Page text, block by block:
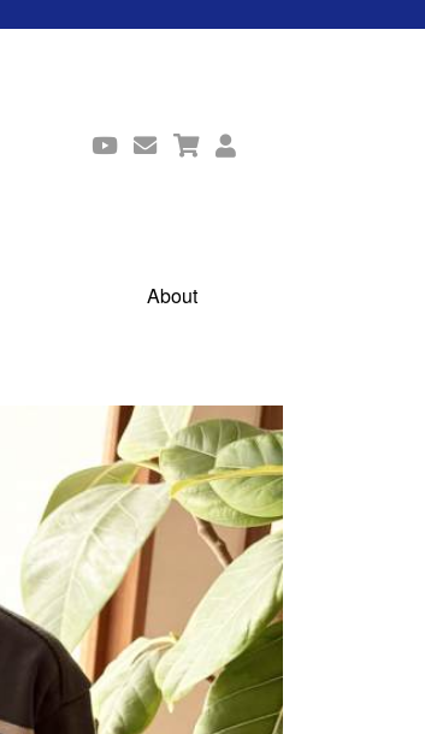
About